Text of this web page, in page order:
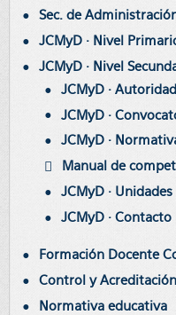
Sec. de
JCMyD · Nivel
JCMyD · Nivel
JCMyD ·
JCMyD ·
JCMyD ·
Manual de
JCMyD ·
JCMyD ·
Formación Docente
Control y
Normativa educativa